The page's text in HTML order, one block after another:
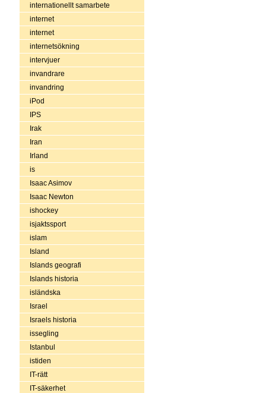
internationellt samarbete
internet
internet
internetsökning
intervjuer
invandrare
invandring
iPod
IPS
Irak
Iran
Irland
is
Isaac Asimov
Isaac Newton
ishockey
isjaktssport
islam
Island
Islands geografi
Islands historia
isländska
Israel
Israels historia
issegling
Istanbul
istiden
IT-rätt
IT-säkerhet